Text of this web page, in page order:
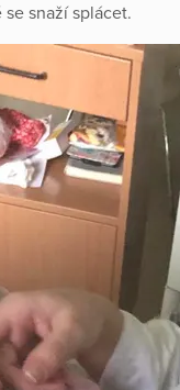
snaží splácet.